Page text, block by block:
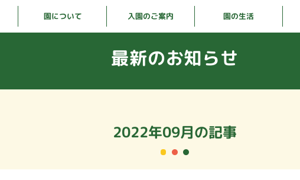
園について 入園のご案内 園の生活
最新のお知らせ
2022年09月の記事